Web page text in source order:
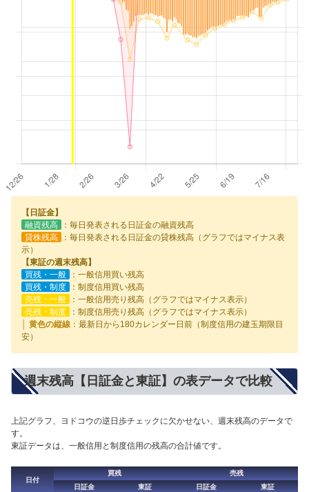
【日証金】
融資残高
：毎日発表される日証金の融資残高
貸株残高
：毎日発表される日証金の貸株残高（グラフではマイナス表
示）
【東証の週末残高】
買残・一般
：一般信用買い残高
買残・制度
：制度信用買い残高
売残・一般
：一般信用売り残高（グラフではマイナス表示）
売残・制度
：制度信用売り残高（グラフではマイナス表示）
│ 黄色の縦線 ：最新日から180カレンダー日前（制度信用の建玉期限目
安）
週末残高【日証金と東証】の表データで比較
上記グラフ、ヨドコウの逆日歩チェックに欠かせない、週末残高のデータで
す。
東証データは、一般信用と制度信用の残高の合計値です。
日付
買残
売残
日証金
東証 日証金
東証